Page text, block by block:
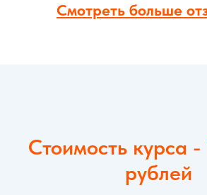
Смотреть больше
Стоимость курса -
рублей